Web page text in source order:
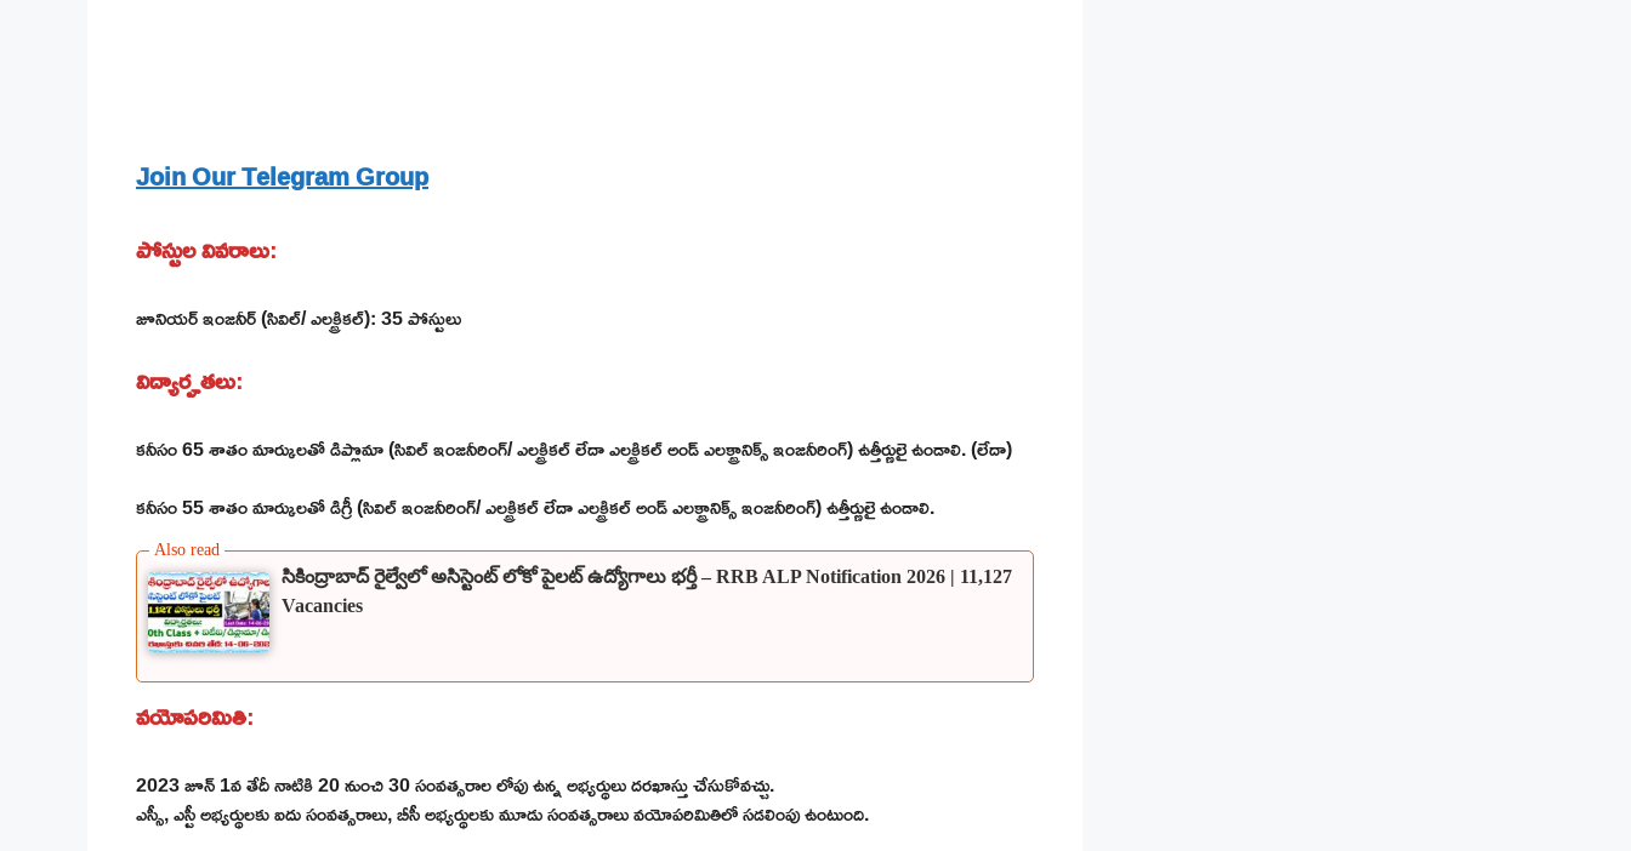
Join Our Telegram Group
పోస్టుల వివరాలు:
జూనియర్ ఇంజనీర్ (సివిల్/ ఎలక్ట్రికల్): 35 పోస్టులు
విద్యార్హతలు:
కనీసం 65 శాతం మార్కులతో డిప్లొమా (సివిల్ ఇంజనీరింగ్/ ఎలక్ట్రికల్ లేదా ఎలక్ట్రికల్ అండ్ ఎలక్ట్రానిక్స్ ఇంజనీరింగ్) ఉత్తీర్ణులై ఉండాలి. (లేదా)
కనీసం 55 శాతం మార్కులతో డిగ్రీ (సివిల్ ఇంజనీరింగ్/ ఎలక్ట్రికల్ లేదా ఎలక్ట్రికల్ అండ్ ఎలక్ట్రానిక్స్ ఇంజనీరింగ్) ఉత్తీర్ణులై ఉండాలి.
సికింద్రాబాద్ రైల్వేలో అసిస్టెంట్ లోకో పైలట్ ఉద్యోగాలు భర్తీ – RRB ALP Notification 2026 | 11,127
Vacancies
వయోపరిమితి:
2023 జూన్ 1వ తేదీ నాటికి 20 నుంచి 30 సంవత్సరాల లోపు ఉన్న అభ్యర్థులు దరఖాస్తు చేసుకోవచ్చు.
ఎస్సీ, ఎస్టీ అభ్యర్థులకు ఐదు సంవత్సరాలు, బీసీ అభ్యర్థులకు మూడు సంవత్సరాలు వయోపరిమితిలో సడలింపు ఉంటుంది.